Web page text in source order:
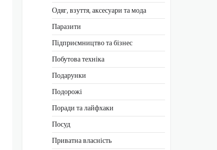
Одяг, взуття, аксесуари та мода
Паразити
Підприємництво та бізнес
Побутова техніка
Подарунки
Подорожі
Поради та лайфхаки
Посуд
Приватна власність